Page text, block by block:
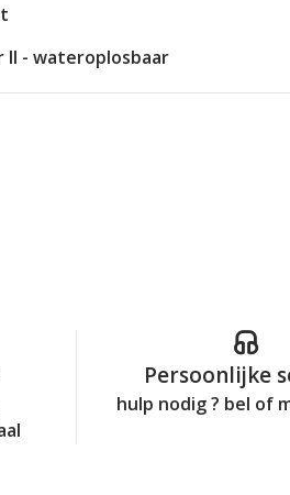
II - wateroplosbaar
Persoonlijke
hulp nodig ? bel of